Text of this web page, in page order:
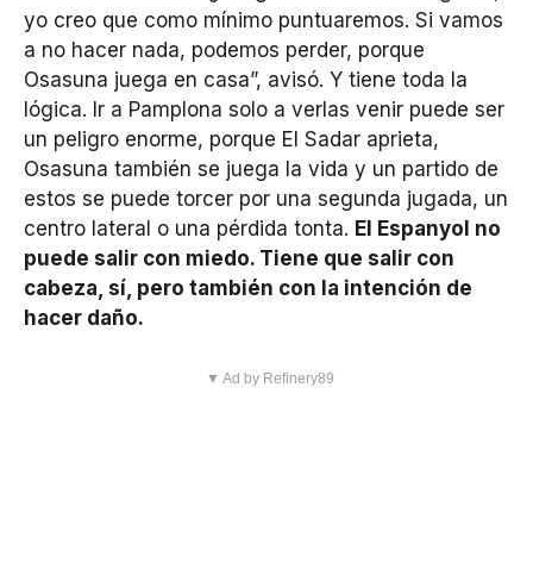
yo creo que como mínimo puntuaremos. Si vamos
a no hacer nada, podemos perder, porque
Osasuna juega en casa”, avisó. Y tiene toda la
lógica. Ir a Pamplona solo a verlas venir puede ser
un peligro enorme, porque El Sadar aprieta,
Osasuna también se juega la vida y un partido de
estos se puede torcer por una segunda jugada, un
centro lateral o una pérdida tonta. El Espanyol no
puede salir con miedo. Tiene que salir con
cabeza, sí, pero también con la intención de
hacer daño.
▼ Ad by Refinery89